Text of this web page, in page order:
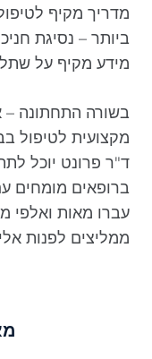
מדריך מקיף
ביותר – נסיגת
מידע מקיף על
בשורה התחתונה –
מקצועית לטיפול
ד"ר פרונט יוכל
ברופאים מומחים
עברו מאות ואלפי
ממליצים לפנות